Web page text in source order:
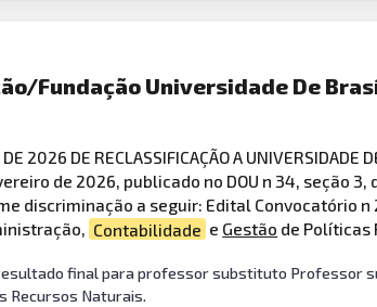
Fundação Universidade De
DE 2026 DE RECLASSIFICAÇÃO A
de 2026, publicado no DOU n 34, seção
discriminação a seguir: Edital Convocatório
Contabilidade e Gestão de Políticas
final para professor substituto Professor
Recursos Naturais.